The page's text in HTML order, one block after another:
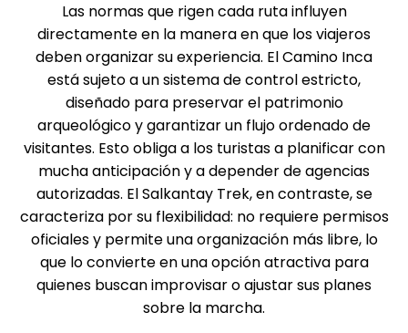
Las normas que rigen cada ruta influyen
directamente en la manera en que los viajeros
deben organizar su experiencia. El Camino Inca
está sujeto a un sistema de control estricto,
diseñado para preservar el patrimonio
arqueológico y garantizar un flujo ordenado de
visitantes. Esto obliga a los turistas a planificar con
mucha anticipación y a depender de agencias
autorizadas. El Salkantay Trek, en contraste, se
caracteriza por su flexibilidad: no requiere permisos
oficiales y permite una organización más libre, lo
que lo convierte en una opción atractiva para
quienes buscan improvisar o ajustar sus planes
sobre la marcha.